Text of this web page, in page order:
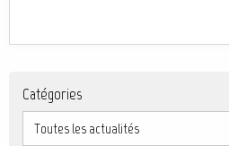
Catégories